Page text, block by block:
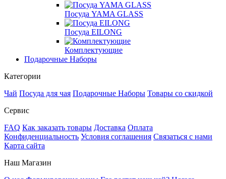
Посуда YAMA GLASS
Посуда EILONG
Комплектующие
Подарочные Наборы
Категории
Чай Посуда для чая Подарочные Наборы Товары со скидкой
Сервис
FAQ Как заказать товары Доставка Оплата
Конфиденциальность Условия соглашения Связаться с нами
Карта сайта
Наш Магазин